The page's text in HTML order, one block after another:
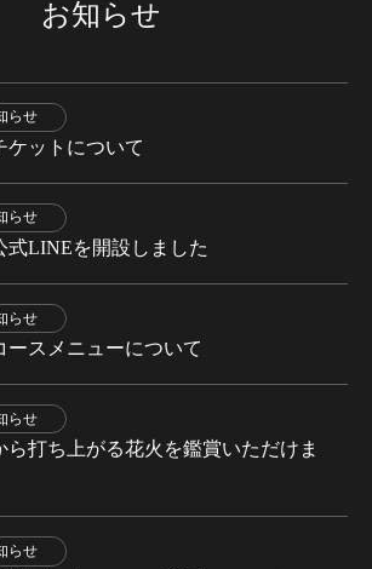
お知らせ
らせ
ケットについて
らせ
式LINEを開設しました
らせ
ースメニューについて
らせ
ら打ち上がる花火を鑑賞いただけま
らせ